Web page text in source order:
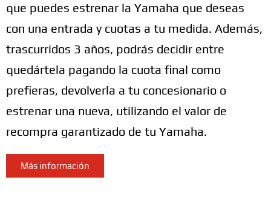
que puedes estrenar la Yamaha que deseas
con una entrada y cuotas a tu medida. Además,
trascurridos 3 años, podrás decidir entre
quedártela pagando la cuota final como
prefieras, devolverla a tu concesionario o
estrenar una nueva, utilizando el valor de
recompra garantizado de tu Yamaha.
Más información